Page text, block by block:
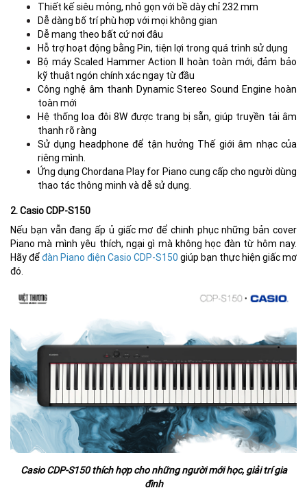
Thiết kế siêu mỏng, nhỏ gọn với bề dày chỉ 232 mm
Dễ dàng bố trí phù hợp với mọi không gian
Dễ mang theo bất cứ nơi đâu
Hỗ trợ hoạt động bằng Pin, tiện lợi trong quá trình sử dụng
Bộ máy Scaled Hammer Action II hoàn toàn mới, đảm bảo
kỹ thuật ngón chính xác ngay từ đầu
Công nghệ âm thanh Dynamic Stereo Sound Engine hoàn
toàn mới
Hệ thống loa đôi 8W được trang bị sẵn, giúp truyền tải âm
thanh rõ ràng
Sử dụng headphone để tận hưởng Thế giới âm nhạc của
riêng mình.
Ứng dụng Chordana Play for Piano cung cấp cho người dùng
thao tác thông minh và dễ sử dụng.
2. Casio CDP-S150
Nếu bạn vẫn đang ấp ủ giấc mơ để chinh phục những bản cover
Piano mà mình yêu thích, ngại gì mà không học đàn từ hôm nay.
Hãy đểđàn Piano điện Casio CDP-S150 giúp bạn thực hiện giấc mơ
đó.
Casio CDP-S150 thích hợp cho những người mới học, giải trí gia
đình